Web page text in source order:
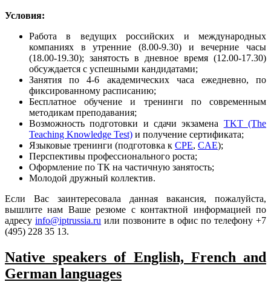
Условия:
Работа в ведущих российских и международных
компаниях в утренние (8.00-9.30) и вечерние часы
(18.00-19.30); занятость в дневное время (12.00-17.30)
обсуждается с успешными кандидатами;
Занятия по 4-6 академических часа ежедневно, по
фиксированному расписанию;
Бесплатное обучение и тренинги по современным
методикам преподавания;
Возможность подготовки и сдачи экзамена TKT (The
Teaching Knowledge Test) и получение сертификата;
Языковые тренинги (подготовка к CPE, CAE);
Перспективы профессионального роста;
Оформление по ТК на частичную занятость;
Молодой дружный коллектив.
Если Вас заинтересовала данная вакансия, пожалуйста,
вышлите нам Ваше резюме с контактной информацией по
адресуinfo@iptrussia.ru или позвоните в офис по телефону +7
(495) 228 35 13.
Native speakers of English, French and
German languages